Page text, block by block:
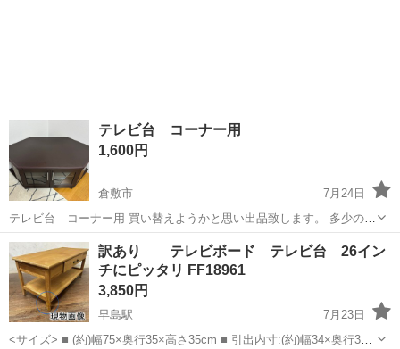
テレビ台 コーナー用
1,600円
倉敷市
7月24日
テレビ台 コーナー用 買い替えようかと思い出品致します。 多少の傷
はありますが、物はしっかりしていてまだまだ使用出来る商品です。
ご希望の方居られましたら宜しくお願い致します。
岡山 倉敷市 収納家具 商品
訳あり テレビボード テレビ台 26イン
チにピッタリ FF18961
3,850円
早島駅
7月23日
<サイズ> ■ (約)幅75×奥行35×高さ35cm ■ 引出内寸:(約)幅34×奥行30×